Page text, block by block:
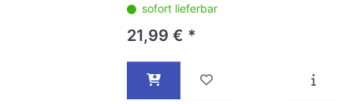
sofort lieferbar
21,99 € *